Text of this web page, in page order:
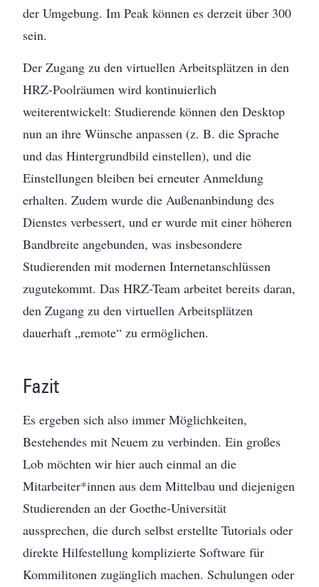
der Umgebung. Im Peak können es derzeit über 300
sein.
Der Zugang zu den virtuellen Arbeitsplätzen in den
HRZ-Poolräumen wird kontinuierlich
weiterentwickelt: Studierende können den Desktop
nun an ihre Wünsche anpassen (z. B. die Sprache
und das Hintergrundbild einstellen), und die
Einstellungen bleiben bei erneuter Anmeldung
erhalten. Zudem wurde die Außenanbindung des
Dienstes verbessert, und er wurde mit einer höheren
Bandbreite angebunden, was insbesondere
Studierenden mit modernen Internetanschlüssen
zugutekommt. Das HRZ-Team arbeitet bereits daran,
den Zugang zu den virtuellen Arbeitsplätzen
dauerhaft „remote“ zu ermöglichen.
Fazit
Es ergeben sich also immer Möglichkeiten,
Bestehendes mit Neuem zu verbinden. Ein großes
Lob möchten wir hier auch einmal an die
Mitarbeiter*innen aus dem Mittelbau und diejenigen
Studierenden an der Goethe-Universität
aussprechen, die durch selbst erstellte Tutorials oder
direkte Hilfestellung komplizierte Software für
Kommilitonen zugänglich machen. Schulungen oder